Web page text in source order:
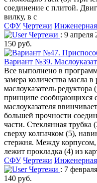
соединение с плитой.
вилку, в с
СФУ Чертежи
Чертежи : 9 апреля
150 руб.
Вариант №39.
Все выполнено в
замера количества масла
маслоуказатель редуктора
принципе сообщающихся
маслоуказателя
большей прочности
части. Стеклянная
сверху колпачком (5),
стержня. Между
лежит прокладка (4) из
СФУ Чертежи
Чертежи : 7
140 руб.